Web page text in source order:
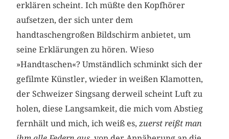
erklären scheint. Ich müßte den Kopfhörer
aufsetzen, der sich unter dem
handtaschengroßen Bildschirm anbietet, um
seine Erklärungen zu hören. Wieso
»Handtaschen«? Umständlich schminkt sich der
gefilmte Künstler, wieder in weißen Klamotten,
der Schweizer Singsang derweil scheint Luft zu
holen, diese Langsamkeit, die mich vom Abstieg
fernhält und mich, ich weiß es,zuerst reißt man